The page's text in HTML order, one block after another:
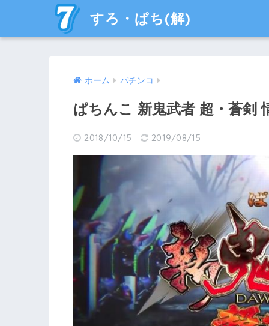
すろ・ぱち(解)
ホーム パチンコ
ぱちんこ 新鬼武者 超・蒼剣
2018/10/15 2019/08/15